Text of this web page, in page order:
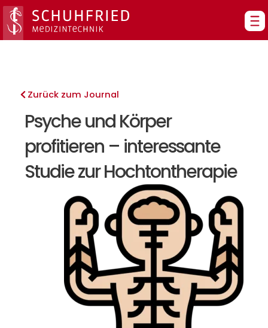
Zum
Inhalt
springen
Zurück zum Journal
Psyche und Körper
profitieren – interessante
Studie zur Hochtontherapie